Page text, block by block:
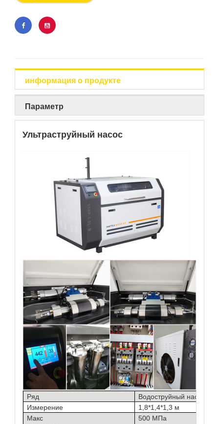
информация о продукте
Параметр
Ультраструйный насос
Ряд
Водоструйный насос
Измерение
1,8*1,4*1,3 м
Макс
500 МПа